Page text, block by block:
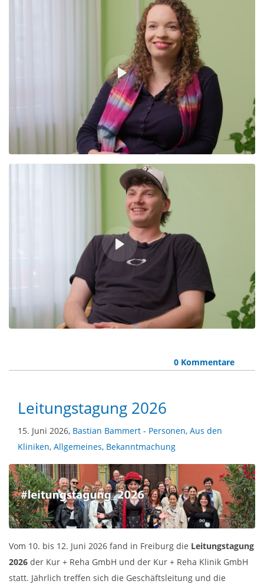
0 Kommentare
Leitungstagung 2026
15. Juni 2026, Bastian Bammert - Personen, Aus den
Kliniken, Allgemeines, Bekanntmachung
Vom 10. bis 12. Juni 2026 fand in Freiburg die Leitungstagung
2026 der Kur + Reha GmbH und der Kur + Reha Klinik GmbH
statt. Jährlich treffen sich die Geschäftsleitung und die